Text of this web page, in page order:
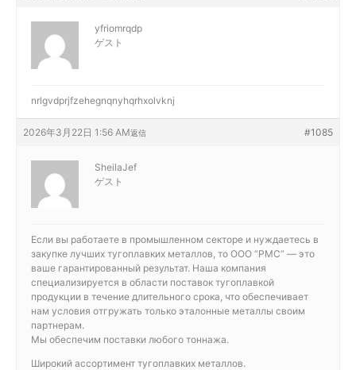
yfriomrqdp
ゲスト
nrlgvdprjfzehegnqnyhqrhxolvknj
2026年3月22日 1:56 AM #1085
返信
SheilaJef
ゲスト
Если вы работаете в промышленном секторе и нуждаетесь в
закупке лучших тугоплавких металлов, то ООО “РМС” — это
ваше гарантированный результат. Наша компания
специализируется в области поставок тугоплавкой
продукции в течение длительного срока, что обеспечивает
нам условия отгружать только эталонные металлы своим
партнерам.
Мы обеспечим поставки любого тоннажа.
Широкий ассортимент тугоплавких металлов.